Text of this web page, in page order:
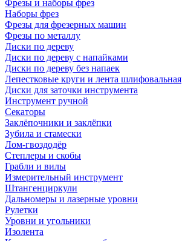
Фрезы и наборы фрез
Наборы фрез
Фрезы для фрезерных машин
Фрезы по металлу
Диски по дереву
Диски по дереву с напайками
Диски по дереву без напаек
Лепестковые круги и лента шлифовальная
Диски для заточки инструмента
Инструмент ручной
Секаторы
Заклёпочники и заклёпки
Зубила и стамески
Лом-гвоздодёр
Степлеры и скобы
Грабли и вилы
Измерительный инструмент
Штангенциркули
Дальномеры и лазерные уровни
Рулетки
Уровни и угольники
Изолента